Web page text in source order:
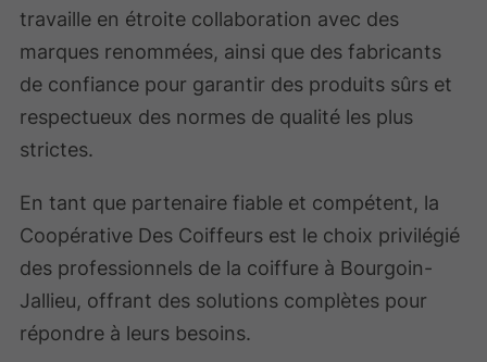
travaille en étroite collaboration avec des
marques renommées, ainsi que des fabricants
de confiance pour garantir des produits sûrs et
respectueux des normes de qualité les plus
strictes.
En tant que partenaire fiable et compétent, la
Coopérative Des Coiffeurs est le choix privilégié
des professionnels de la coiffure à Bourgoin-
Jallieu, offrant des solutions complètes pour
répondre à leurs besoins.